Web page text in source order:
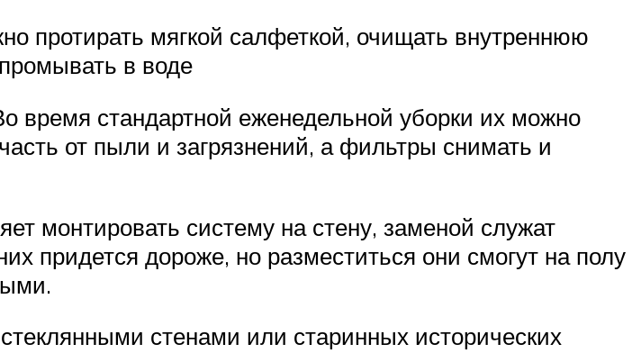
протирать мягкой салфеткой, очищать внутреннюю
в воде
время стандартной еженедельной уборки их можно
от пыли и загрязнений, а фильтры снимать и
монтировать систему на стену, заменой служат
придется дороже, но разместиться они смогут на полу
стенами или старинных исторических